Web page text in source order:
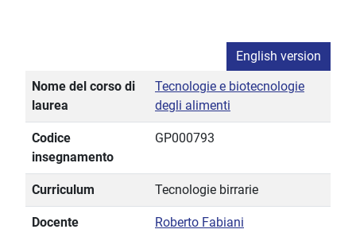
English version
Nome del corso di
laurea
Tecnologie e biotecnologie
degli alimenti
Codice
insegnamento
GP000793
Curriculum Tecnologie birrarie
Docente
Roberto Fabiani